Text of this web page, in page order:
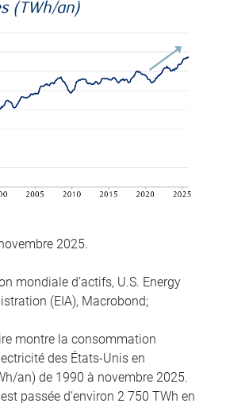
(TWh/an)
2025.
mondiale d’actifs, U.S. Energy
(EIA), Macrobond;
montre la consommation
des États-Unis en
an) de 1990 à novembre 2025.
passée d’environ 2 750 TWh en